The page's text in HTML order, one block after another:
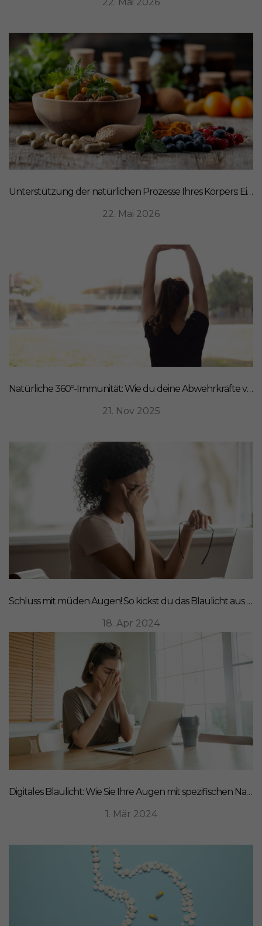
Unterstützung der natürlichen Prozesse Ihres Körpers: Ein ganzheitlicher Ansatz für Ernährung
22. Mai 2026
Natürliche 360º-Immunität: Wie du deine Abwehrkräfte von innen stärkst
21. Nov 2025
Schluss mit müden Augen! So kickst du das Blaulicht aus deinem Leben
18. Apr 2024
Digitales Blaulicht: Wie Sie Ihre Augen mit spezifischen Nahrungsergänzungsmitteln schützen können
1. Mär 2024